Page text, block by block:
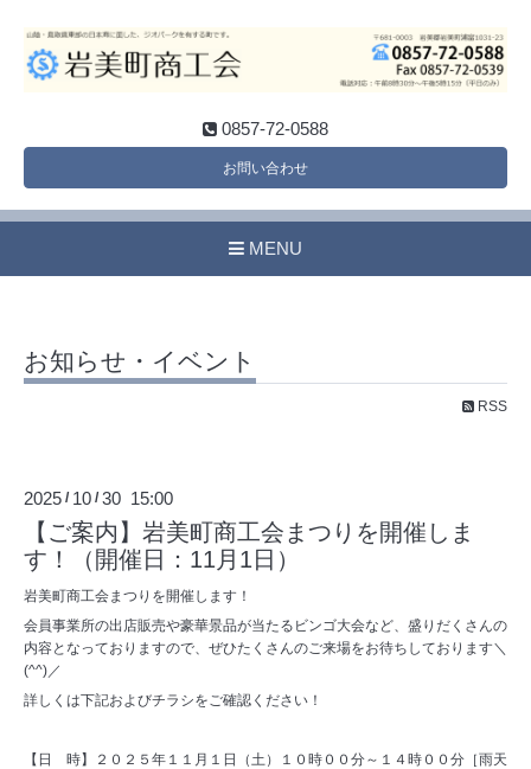
0857-72-0588
お問い合わせ
MENU
お知らせ・イベント
RSS
2025 / 10 /30 15:00
【ご案内】岩美町商工会まつりを開催しま
す！（開催日：11月1日）
岩美町商工会まつりを開催します！
会員事業所の出店販売や豪華景品が当たるビンゴ大会など、盛りだくさんの
内容となっておりますので、ぜひたくさんのご来場をお待ちしております＼
(^^)／
詳しくは下記およびチラシをご確認ください！
【日 時】２０２５年１１月１日（土）１０時００分～１４時００分［雨天